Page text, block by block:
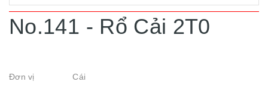
No.141 - Rổ Cải 2T0
Đơn vị Cái